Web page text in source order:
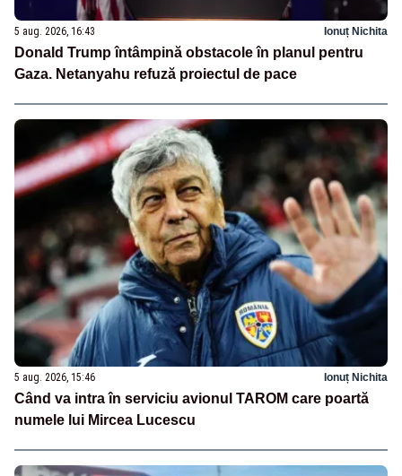
5 aug. 2026, 16:43 Ionuț Nichita
Donald Trump întâmpină obstacole în planul pentru
Gaza. Netanyahu refuză proiectul de pace
5 aug. 2026, 15:46 Ionuț Nichita
Când va intra în serviciu avionul TAROM care poartă
numele lui Mircea Lucescu